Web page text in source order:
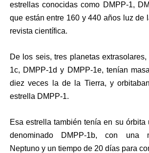
estrellas conocidas como DMPP-1,
que están entre 160 y 440 años luz de
revista científica.
De los seis, tres planetas
1c, DMPP-1d y DMPP-1e, tenían
diez veces la de la Tierra, y
estrella DMPP-1.
Esa estrella también tenía en su órbita
denominado DMPP-1b,con una
Neptuno y un tiempo de 20 días para